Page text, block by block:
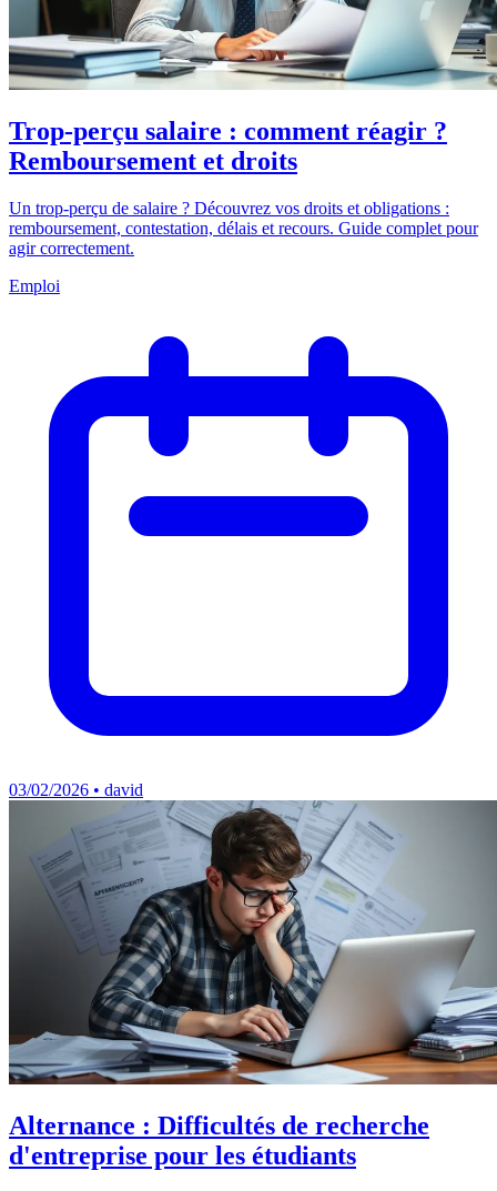
Trop-perçu salaire : comment réagir ?
Remboursement et droits
Un trop-perçu de salaire ? Découvrez vos droits et obligations :
remboursement, contestation, délais et recours. Guide complet pour
agir correctement.
Emploi
03/02/2026 • david
Alternance : Difficultés de recherche
d'entreprise pour les étudiants